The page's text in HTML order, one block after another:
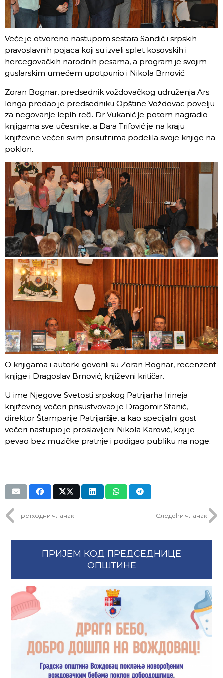
Veče je otvoreno nastupom sestara Sandić i srpskih
pravoslavnih pojaca koji su izveli splet kosovskih i
hercegovačkih narodnih pesama, a program je svojim
guslarskim umećem upotpunio i Nikola Brnović.
Zoran Bognar, predsednik voždovačkog udruženja Ars
longa predao je predsedniku Opštine Voždovac povelju
za negovanje lepih reči. Dr Vukanić je potom nagradio
knjigama sve učesnike, a Dara Trifović je na kraju
književne večeri svim prisutnima podelila svoje knjige na
poklon.
O knjigama i autorki govorili su Zoran Bognar, recenzent
knjige i Dragoslav Brnović, književni kritičar.
U ime Njegove Svetosti srpskog Patrijarha Irineja
književnoj večeri prisustvovao je Dragomir Stanić,
direktor Štamparije Patrijaršije, a kao specijalni gost
večeri nastupio je proslavljeni Nikola Karović, koji je
pevao bez muzičke pratnje i podigao publiku na noge.
Претходни чланак Следећи чланак
ПРИЈЕМ КОД ПРЕДСЕДНИЦЕ
ОПШТИНЕ